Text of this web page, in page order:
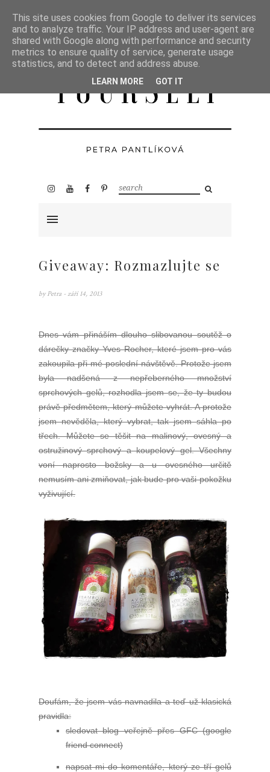
Giveaway: Rozmazlujte se
by Petra - září 14, 2013
Dnes vám přináším dlouho slibovanou soutěž o
dárečky značky Yves Rocher, které jsem pro vás
zakoupila při mé poslední návštěvě. Protože jsem
byla nadšená z nepřeberného množství
sprchových gelů, rozhodla jsem se, že ty budou
právě předmětem, který můžete vyhrát. A protože
jsem nevěděla, který vybrat, tak jsem sáhla po
třech. Můžete se těšit na malinový, ovesný a
ostružinový sprchový a koupelový gel. Všechny
voní naprosto božsky a u ovesného určitě
nemusím ani zmiňovat, jak bude pro vaši pokožku
vyživující.
Doufám, že jsem vás navnadila a teď už klasická
pravidla:
sledovat blog veřejně přes GFC (google
friend connect)
napsat mi do komentáře, který ze tří gelů
This site uses cookies from Google to deliver its services
and to analyze traffic. Your IP address and user-agent are
shared with Google along with performance and security
metrics to ensure quality of service, generate usage
statistics, and to detect and address abuse.
LEARN MORE GOT IT